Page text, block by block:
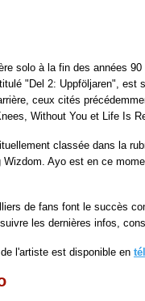
solo à la fin des années
"Del 2: Uppföljaren",
ceux cités
Without You et Life Is
classée dans la
Wizdom. Ayo est en ce
de fans font le succès
les dernières infos,
l'artiste est disponible en